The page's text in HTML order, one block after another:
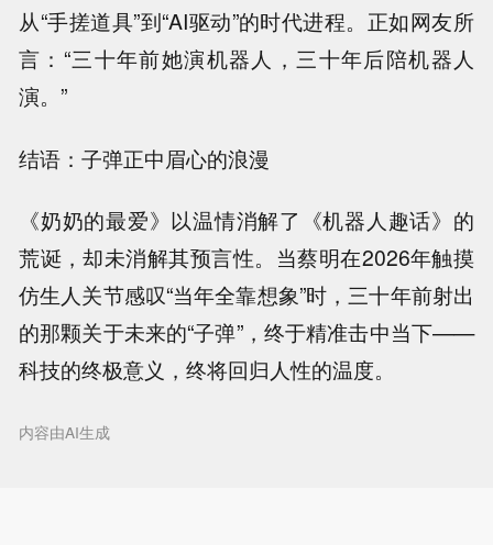
从“手搓道具”到“AI驱动”的时代进程。正如网友所
言：“三十年前她演机器人，三十年后陪机器人
演。”
结语：子弹正中眉心的浪漫
《奶奶的最爱》以温情消解了《机器人趣话》的
荒诞，却未消解其预言性。当蔡明在2026年触摸
仿生人关节感叹“当年全靠想象”时，三十年前射出
的那颗关于未来的“子弹”，终于精准击中当下——
科技的终极意义，终将回归人性的温度。
内容由AI生成